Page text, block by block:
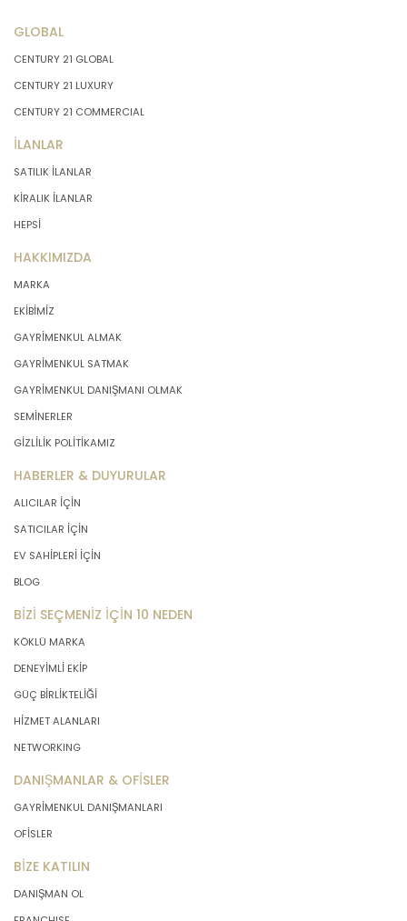
GLOBAL
CENTURY 21 GLOBAL
CENTURY 21 LUXURY
CENTURY 21 COMMERCIAL
İLANLAR
SATILIK İLANLAR
KİRALIK İLANLAR
HEPSİ
HAKKIMIZDA
MARKA
EKİBİMİZ
GAYRİMENKUL ALMAK
GAYRİMENKUL SATMAK
GAYRİMENKUL DANIŞMANI OLMAK
SEMİNERLER
GİZLİLİK POLİTİKAMIZ
HABERLER & DUYURULAR
ALICILAR İÇİN
SATICILAR İÇİN
EV SAHİPLERİ İÇİN
BLOG
BİZİ SEÇMENİZ İÇİN 10 NEDEN
KÖKLÜ MARKA
DENEYİMLİ EKİP
GÜÇ BİRLİKTELİĞİ
HİZMET ALANLARI
NETWORKING
DANIŞMANLAR & OFİSLER
GAYRİMENKUL DANIŞMANLARI
OFİSLER
BİZE KATILIN
DANIŞMAN OL